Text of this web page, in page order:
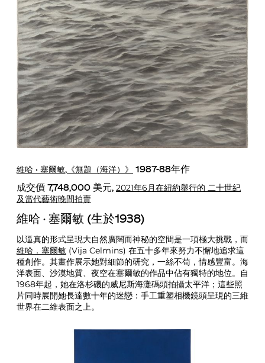
維哈 · 塞爾敏, 《無題（海洋）》
1987-88年作
成交價 7,748,000 美元, 2021年6月在紐約舉行的 二十世紀
及當代藝術晚間拍賣
維哈 · 塞爾敏 (生於1938)
以逼真的形式呈現大自然廣闊而神秘的空間是一項極大挑戰，而
維哈．塞爾敏 (Vija Celmins) 在五十多年來努力不懈地追求這
種創作。其畫作展示她對細節的研究，一絲不苟，情感豐富。海
洋表面、沙漠地質、夜空在塞爾敏的作品中佔有獨特的地位。自
1968年起，她在洛杉磯的威尼斯海灘碼頭拍攝太平洋；這些照
片同時展開她長達數十年的迷戀：手工重塑相機鏡頭呈現的三維
世界在二維表面之上。